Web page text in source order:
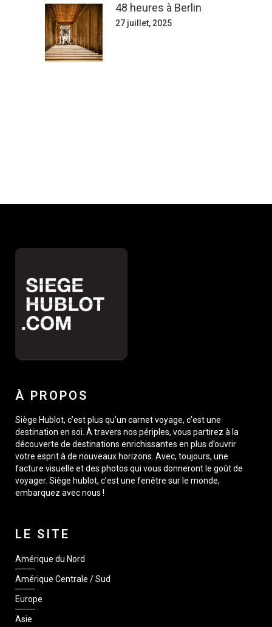
48 heures à Berlin
27 juillet, 2025
À PROPOS
Siège Hublot, c’est plus qu’un carnet voyage, c’est une
destination en soi. À travers nos périples, vous partirez à la
découverte de destinations enrichissantes en plus d’ouvrir
votre esprit à de nouveaux horizons. Avec, toujours, une
facture visuelle et des photos qui vous donneront le goût de
voyager. Siège hublot, c’est une fenêtre sur le monde,
embarquez avec nous !
LE SITE
Amérique du Nord
Amérique Centrale / Sud
Europe
Asie